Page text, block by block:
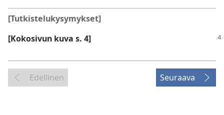
[Tutkistelukysymykset]
[Kokosivun kuva s. 4]
Edellinen Seuraava